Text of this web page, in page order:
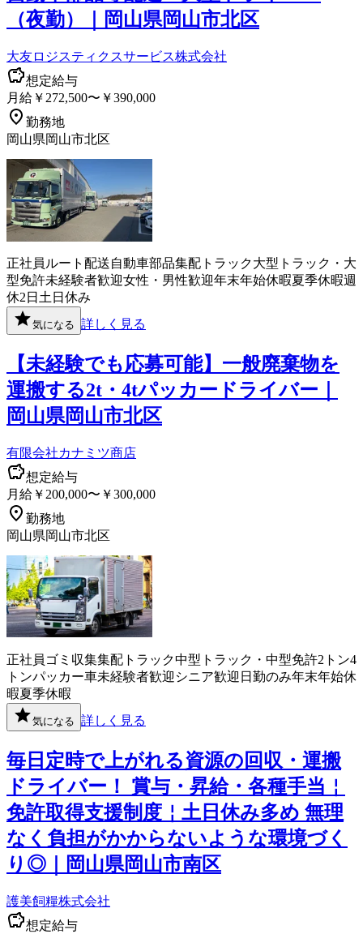
（夜勤）｜岡山県岡山市北区
大友ロジスティクスサービス株式会社
想定給与
月給￥272,500〜￥390,000
勤務地
岡山県岡山市北区
正社員 ルート配送自動車部品集配 トラック大型トラック・大
型免許未経験者歓迎女性・男性歓迎年末年始休暇夏季休暇週
休2日 土日休み
気になる 詳しく見る
【未経験でも応募可能】一般廃棄物を
運搬する2t・4tパッカードライバー｜
岡山県岡山市北区
有限会社カナミツ商店
想定給与
月給￥200,000〜￥300,000
勤務地
岡山県岡山市北区
正社員 ゴミ収集集配 トラック中型トラック・中型免許2トン4
トンパッカー車未経験者歓迎 シニア歓迎 日勤のみ年末年始休
暇夏季休暇
気になる 詳しく見る
毎日定時で上がれる資源の回収・運搬
ドライバー！ 賞与・昇給・各種手当￤
免許取得支援制度￤土日休み多め 無理
なく負担がかからないような環境づく
り◎｜岡山県岡山市南区
護美飼糧株式会社
想定給与